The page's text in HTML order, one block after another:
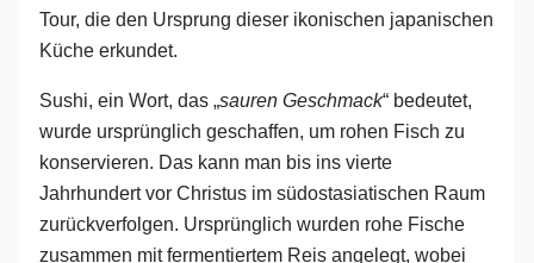
Tour, die den Ursprung dieser ikonischen japanischen
Küche erkundet.
Sushi, ein Wort, das „sauren Geschmack“ bedeutet,
wurde ursprünglich geschaffen, um rohen Fisch zu
konservieren. Das kann man bis ins vierte
Jahrhundert vor Christus im südostasiatischen Raum
zurückverfolgen. Ursprünglich wurden rohe Fische
zusammen mit fermentiertem Reis angelegt, wobei